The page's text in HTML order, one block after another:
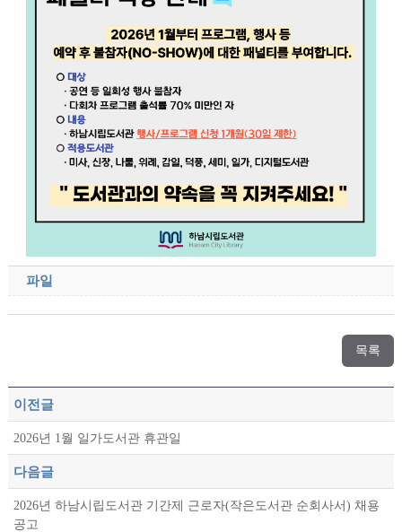
파일
목록
이전글
2026년 1월 일가도서관 휴관일
다음글
2026년 하남시립도서관 기간제 근로자(작은도서관 순회사서) 채용
공고